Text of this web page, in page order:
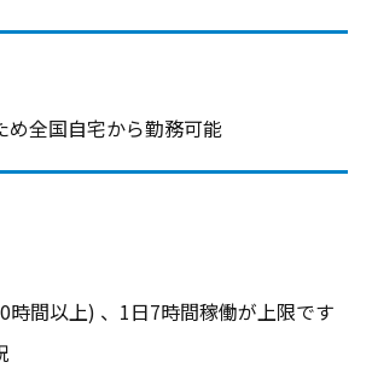
め全国自宅から勤務可能
間以上) 、1日7時間稼働が上限です